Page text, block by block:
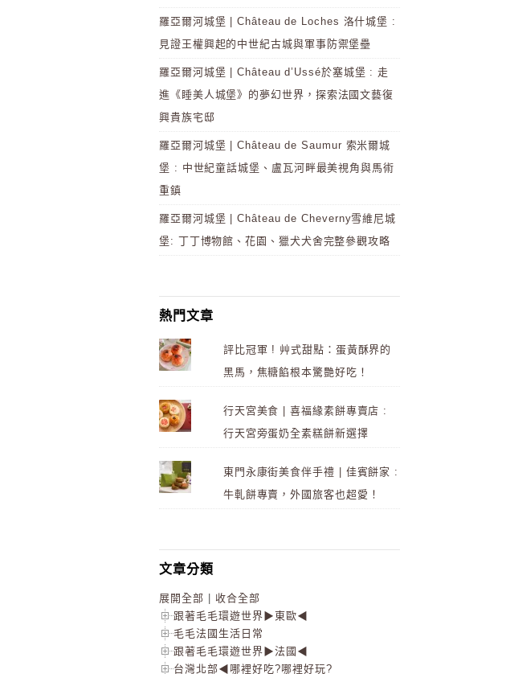
羅亞爾河城堡 | Château de Loches 洛什城堡 :
見證王權興起的中世紀古城與軍事防禦堡壘
羅亞爾河城堡 | Château d’Ussé於塞城堡 : 走
進《睡美人城堡》的夢幻世界，探索法國文藝復
興貴族宅邸
羅亞爾河城堡 | Château de Saumur 索米爾城
堡 : 中世紀童話城堡、盧瓦河畔最美視角與馬術
重鎮
羅亞爾河城堡 | Château de Cheverny雪維尼城
堡: 丁丁博物館、花園、獵犬犬舍完整參觀攻略
熱門文章
評比冠軍 ! 艸式甜點：蛋黃酥界的
黑馬，焦糖餡根本驚艷好吃！
行天宮美食 | 喜福緣素餅專賣店 :
行天宮旁蛋奶全素糕餅新選擇
東門永康街美食伴手禮 | 佳賓餅家 :
牛軋餅專賣，外國旅客也超愛！
文章分類
展開全部
收合全部
跟著毛毛環遊世界▶東歐◀
毛毛法國生活日常
跟著毛毛環遊世界▶法國◀
台灣北部◀哪裡好吃?哪裡好玩?